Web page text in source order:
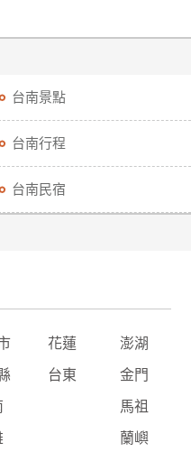
台南景點
台南行程
台南民宿
花蓮 澎湖
台東 金門
馬祖
蘭嶼